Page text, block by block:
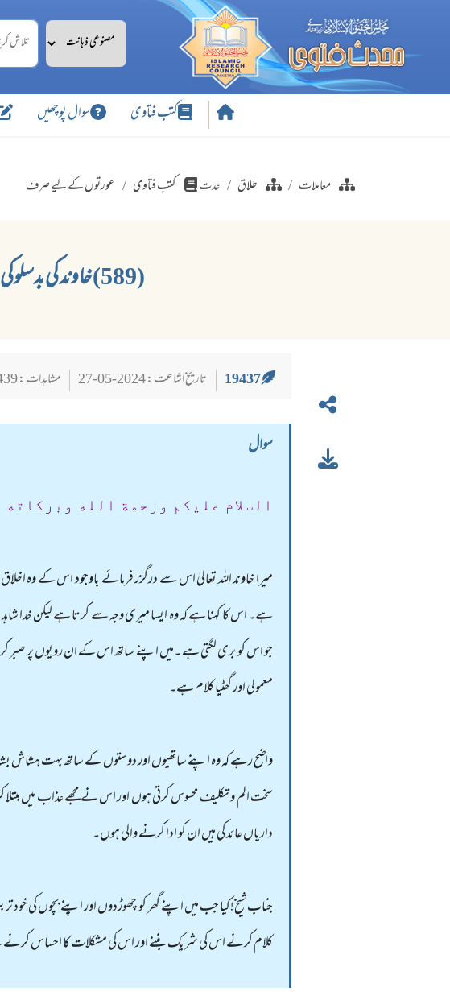
کتب فتاوی سوال پوچھیں
معاملات طلاق عدت کتب فتاوی عورتوں کے لیے صرف
(589) خاوند کی بدسلوکی کے نتیجے میں عورت کے لیے اس کا گھر چھوڑنے کا حکم
19437 تاریخ اشاعت : 2024-05-27 مشاہدات : 1439
سوال
السلام عليكم ورحمة الله وبركاته
میرا خاوند اللہ تعالیٰ اس سے درگزر فرمائے باوجود اس کے وہ
ہے۔ اس کا کہنا ہے کہ وہ ایسا میری وجہ سے کرتا ہے لیکن خدا
جو اس کو بری لگتی ہے ۔میں اپنے ساتھ اس کے ان رویوں پر صبر
معمولی اور گھٹیا کلام ہے۔
واضح رہے کہ وہ اپنے ساتھیوں اور دوستوں کے ساتھ بہت
سخت الم و تکلیف محسوس کرتی ہوں اور اس نے مجھے عذاب میں مبتلا
داریاں عائد کی ہیں ان کو ادا کرنے والی ہوں۔
جناب شیخ!کیا جب میں اپنے گھر کو چھوڑدوں اور اپنے بچوں کی خود
کلام کرنے اس کی شریک بننے اور اس کی مشکلات کا احساس